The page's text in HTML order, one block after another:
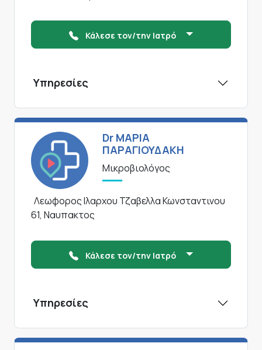
Κάλεσε τον/την Ιατρό
Υπηρεσίες
Dr ΜΑΡΙΑ
ΠΑΡΑΓΙΟΥΔΑΚΗ
Μικροβιολόγος
Λεωφορος Ιλαρχου Τζαβελλα Κωνσταντινου
61, Ναυπακτος
Κάλεσε τον/την Ιατρό
Υπηρεσίες